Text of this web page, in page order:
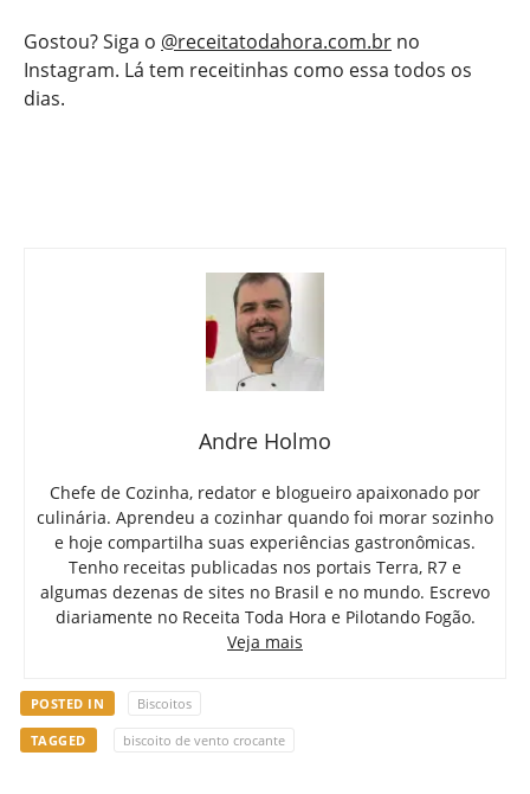
Gostou? Siga o @receitatodahora.com.br no
Instagram. Lá tem receitinhas como essa todos os
dias.
Andre Holmo
Chefe de Cozinha, redator e blogueiro apaixonado por
culinária. Aprendeu a cozinhar quando foi morar sozinho
e hoje compartilha suas experiências gastronômicas.
Tenho receitas publicadas nos portais Terra, R7 e
algumas dezenas de sites no Brasil e no mundo. Escrevo
diariamente no Receita Toda Hora e Pilotando Fogão.
Veja mais
POSTED IN Biscoitos
TAGGED biscoito de vento crocante